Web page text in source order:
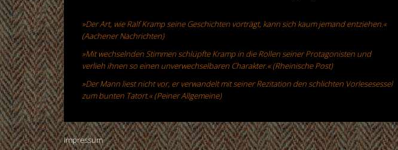
»Der Art, wie Ralf Kramp seine Geschichten vorträgt, kann sich kaum jemand entziehen.«
(Aachener Nachrichten)
»Mit wechselnden Stimmen schlüpfte Kramp in die Rollen seiner Protagonisten und
verlieh ihnen so einen unverwechselbaren Charakter.« (Rheinische Post)
»Der Mann liest nicht vor, er verwandelt mit seiner Rezitation den schlichten Vorlesesessel
zum bunten Tatort.« (Peiner Allgemeine)
Impressum